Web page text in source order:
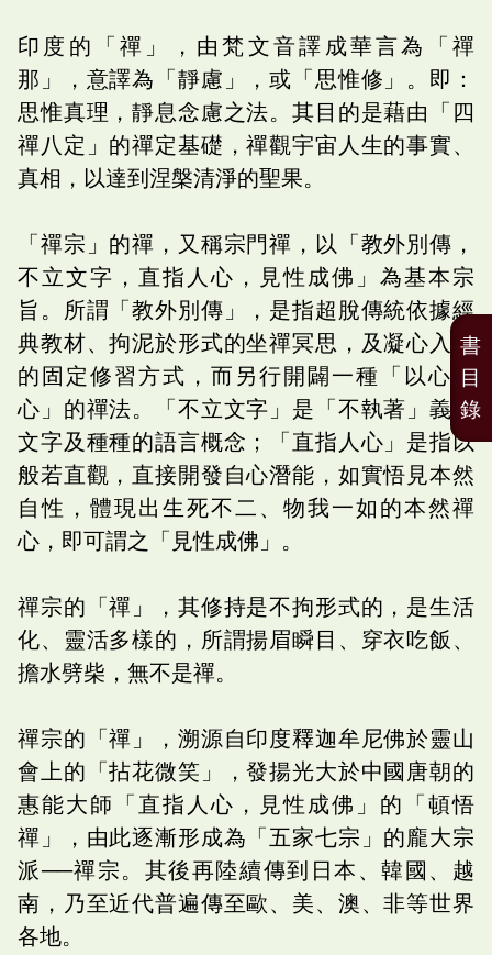
印度的「禪」，由梵文音譯成華言為「禪
那」，意譯為「靜慮」，或「思惟修」。即：
思惟真理，靜息念慮之法。其目的是藉由「四
禪八定」的禪定基礎，禪觀宇宙人生的事實、
真相，以達到涅槃清淨的聖果。
「禪宗」的禪，又稱宗門禪，以「教外別傳，
不立文字，直指人心，見性成佛」為基本宗
旨。所謂「教外別傳」，是指超脫傳統依據經
典教材、拘泥於形式的坐禪冥思，及凝心入定
的固定修習方式，而另行開闢一種「以心傳
心」的禪法。「不立文字」是「不執著」義理
文字及種種的語言概念；「直指人心」是指以
般若直觀，直接開發自心潛能，如實悟見本然
自性，體現出生死不二、物我一如的本然禪
心，即可謂之「見性成佛」。
禪宗的「禪」，其修持是不拘形式的，是生活
化、靈活多樣的，所謂揚眉瞬目、穿衣吃飯、
擔水劈柴，無不是禪。
禪宗的「禪」，溯源自印度釋迦牟尼佛於靈山
會上的「拈花微笑」，發揚光大於中國唐朝的
惠能大師「直指人心，見性成佛」的「頓悟
禪」，由此逐漸形成為「五家七宗」的龐大宗
派──禪宗。其後再陸續傳到日本、韓國、越
南，乃至近代普遍傳至歐、美、澳、非等世界
各地。
書
目
錄